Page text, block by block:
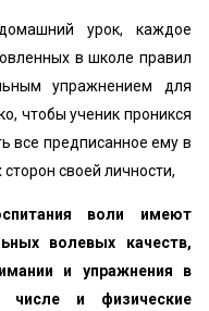
урок, каждое
в школе правил
упражнением для
чтобы ученик проникся
все предписанное ему в
своей личности,
воли имеют
волевых качеств,
и упражнения в
и физические